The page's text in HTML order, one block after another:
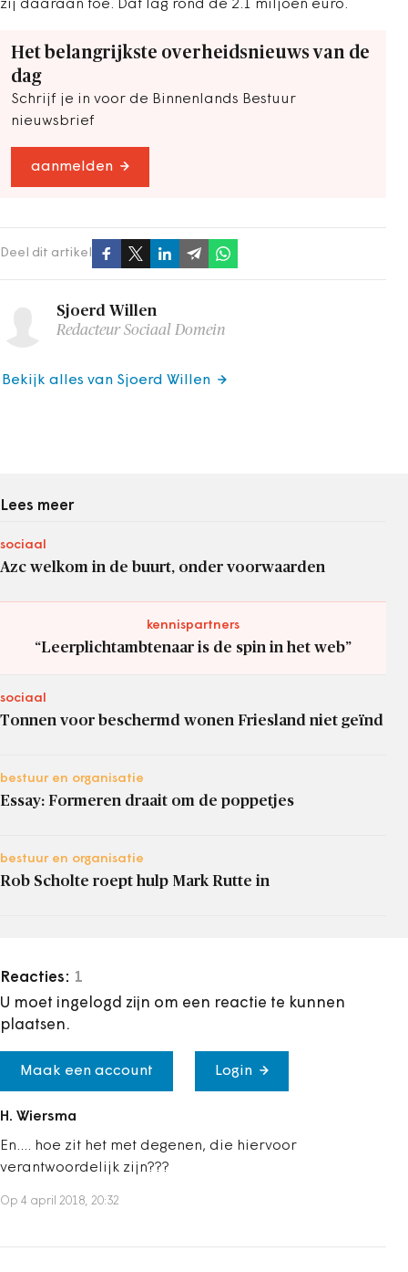
zij daaraan toe. Dat lag rond de 2.1 miljoen euro.
Het belangrijkste overheidsnieuws van de
dag
Schrijf je in voor de Binnenlands Bestuur
nieuwsbrief
aanmelden
Deel dit artikel
Sjoerd Willen
Redacteur Sociaal Domein
Bekijk alles van Sjoerd Willen
Lees meer
sociaal
Azc welkom in de buurt, onder voorwaarden
kennispartners
“Leerplichtambtenaar is de spin in het web”
sociaal
Tonnen voor beschermd wonen Friesland niet geïnd
bestuur en organisatie
Essay: Formeren draait om de poppetjes
bestuur en organisatie
Rob Scholte roept hulp Mark Rutte in
Reacties: 1
U moet ingelogd zijn om een reactie te kunnen
plaatsen.
Maak een account Login
H. Wiersma
En.... hoe zit het met degenen, die hiervoor
verantwoordelijk zijn???
Op 4 april 2018, 20:32